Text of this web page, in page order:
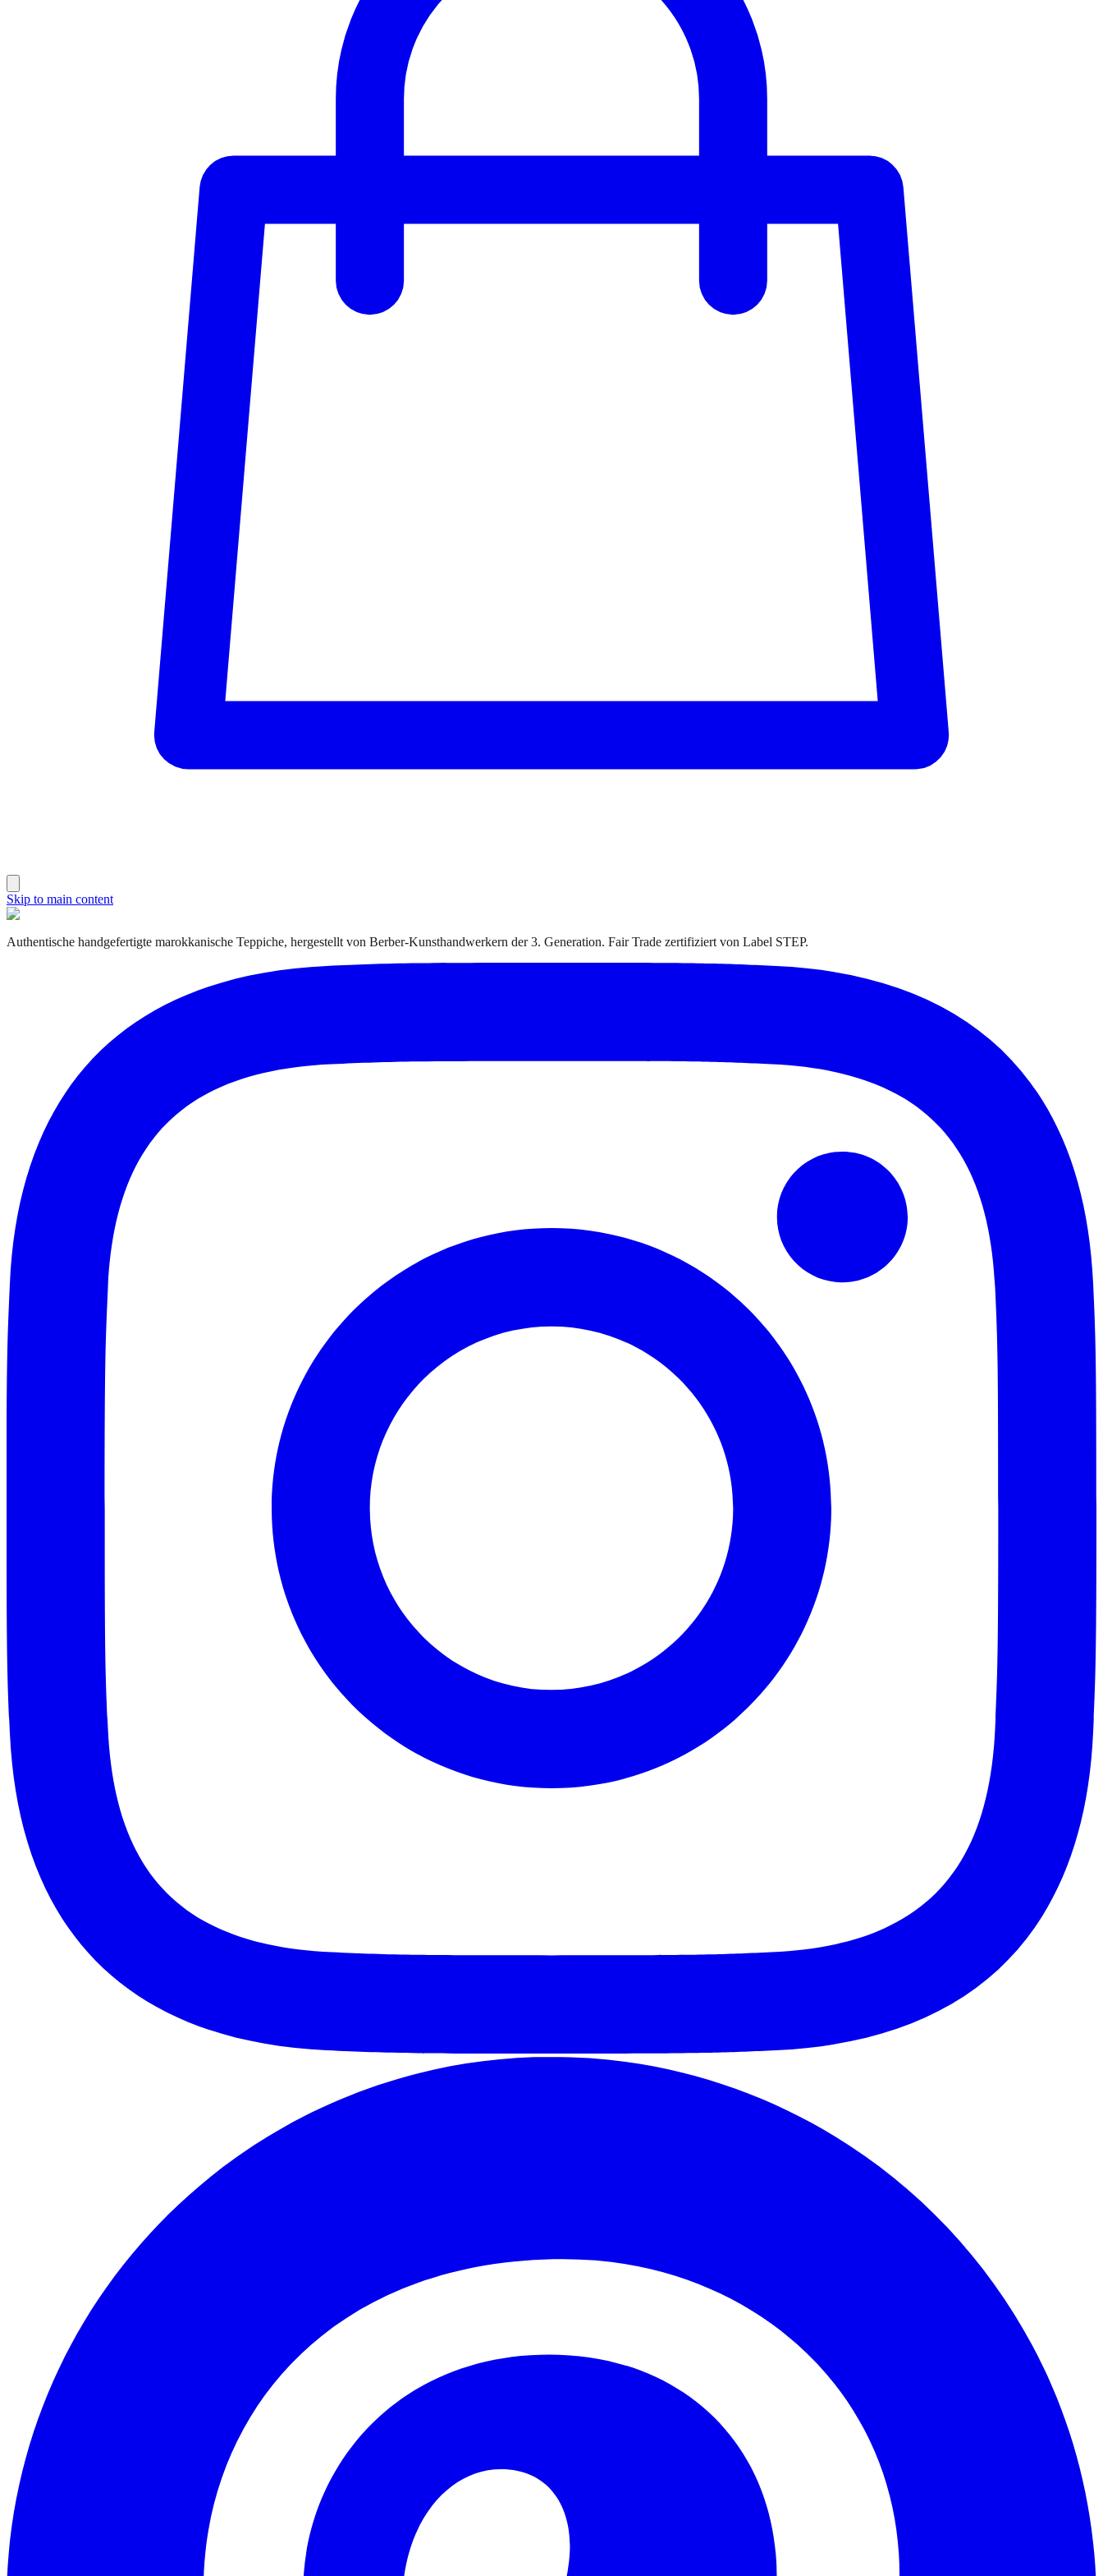
Skip to main content
Authentische handgefertigte marokkanische Teppiche, hergestellt von Berber-Kunsthandwerkern der 3. Generation. Fair Trade zertifiziert von Label STEP.